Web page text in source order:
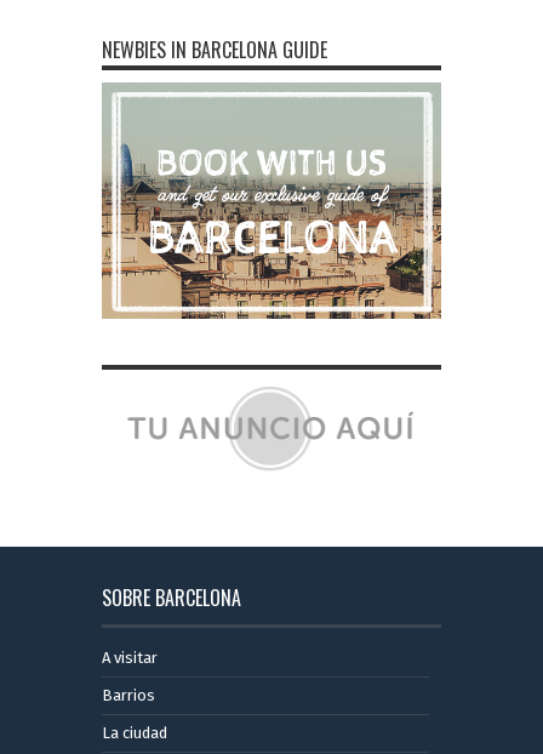
NEWBIES IN BARCELONA GUIDE
SOBRE BARCELONA
A visitar
Barrios
La ciudad